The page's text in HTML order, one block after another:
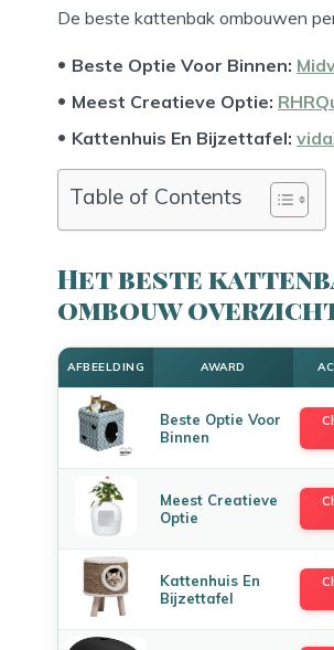
De beste kattenbak ombouwen
Beste Optie Voor Binnen:
Meest Creatieve Optie:
Kattenhuis En Bijzettafel:
Table of Contents
Het beste
ombouw
AFBEELDING AWARD
Beste Optie Voor
Binnen
Meest Creatieve
Optie
Kattenhuis En
Bijzettafel